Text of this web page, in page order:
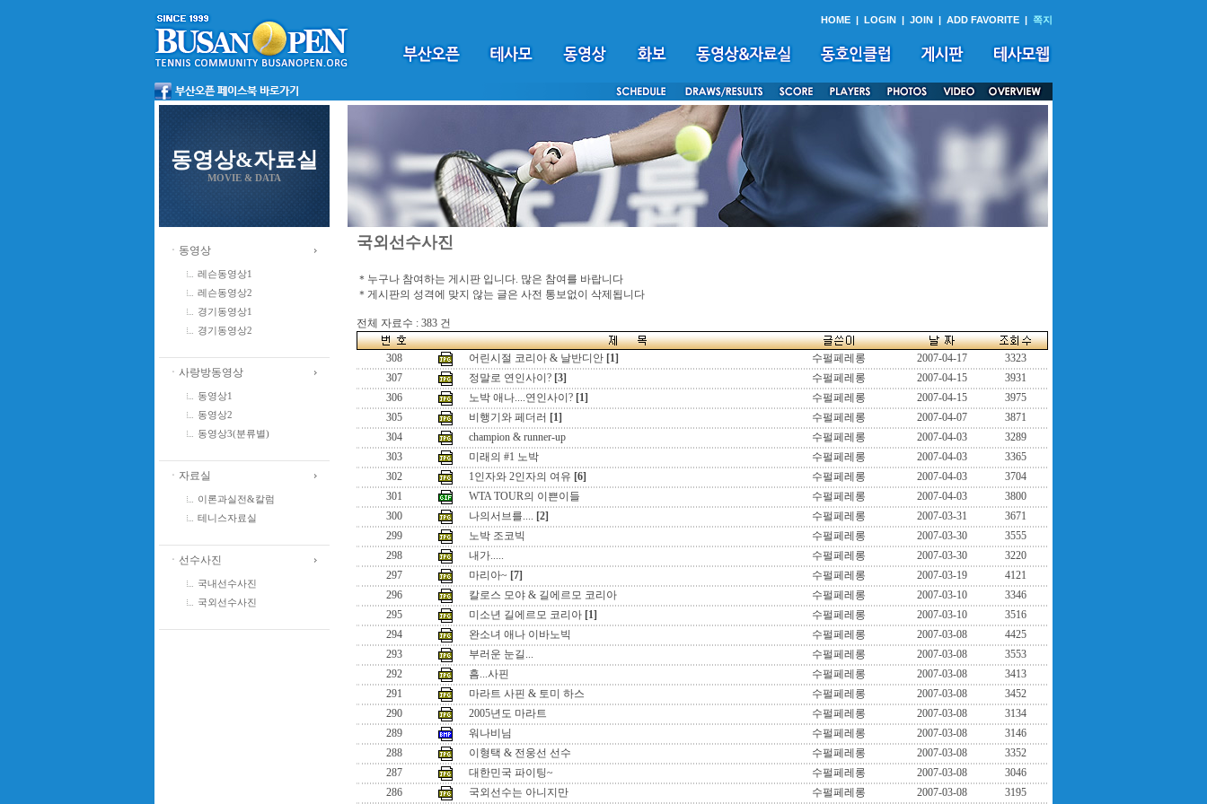
HOME | LOGIN | JOIN | ADD FAVORITE | 쪽지
동영상&자료실
MOVIE & DATA
ㆍ동영상
레슨동영상1
레슨동영상2
경기동영상1
경기동영상2
ㆍ사랑방동영상
동영상1
동영상2
동영상3(분류별)
ㆍ자료실
이론과실전&칼럼
테니스자료실
ㆍ선수사진
국내선수사진
국외선수사진
국외선수사진
＊누구나 참여하는 게시판 입니다. 많은 참여를 바랍니다
＊게시판의 성격에 맞지 않는 글은 사전 통보없이 삭제됩니다
전체 자료수 : 383 건
308 어린시절 코리아 & 날반디안 [1] 수펄페레롱 2007-04-17
3323
307
정말로 연인사이? [3] 수펄페레롱 2007-04-15
3931
306
노박 애나....연인사이? [1] 수펄페레롱 2007-04-15
3975
305
비행기와 페더러 [1] 수펄페레롱 2007-04-07
3871
304
champion & runner-up 수펄페레롱 2007-04-03
3289
303
미래의 #1 노박 수펄페레롱 2007-04-03
3365
302
1인자와 2인자의 여유 [6] 수펄페레롱 2007-04-03
3704
301
WTA TOUR의 이쁜이들 수펄페레롱 2007-04-03
3800
300
나의서브를.... [2] 수펄페레롱 2007-03-31
3671
299
노박 조코빅 수펄페레롱 2007-03-30
3555
298
내가..... 수펄페레롱 2007-03-30
3220
297
마리아~ [7] 수펄페레롱 2007-03-19
4121
296
칼로스 모야 & 길에르모 코리아 수펄페레롱 2007-03-10
3346
295
미소년 길에르모 코리아 [1] 수펄페레롱 2007-03-10
3516
294
완소녀 애나 이바노빅 수펄페레롱 2007-03-08
4425
293
부러운 눈길... 수펄페레롱 2007-03-08
3553
292
흠...사핀 수펄페레롱 2007-03-08
3413
291
마라트 사핀 & 토미 하스 수펄페레롱 2007-03-08
3452
290
2005년도 마라트 수펄페레롱 2007-03-08
3134
289
워나비님 수펄페레롱 2007-03-08
3146
288
이형택 & 전웅선 선수 수펄페레롱 2007-03-08
3352
287
대한민국 파이팅~ 수펄페레롱 2007-03-08
3046
286
국외선수는 아니지만 수펄페레롱 2007-03-08 3195